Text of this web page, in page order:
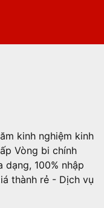
kinh nghiệm kinh
Vòng bi chính
dạng, 100% nhập
thành rẻ - Dịch vụ